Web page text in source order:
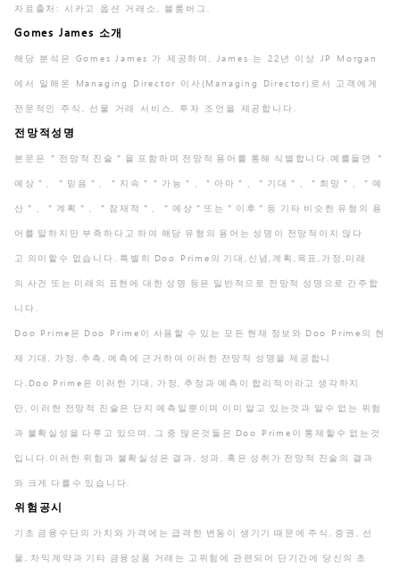
자료출처: 시카고 옵션 거래소, 블룸버그.
Gomes James 소개
해당 분석은 Gomes James 가 제공하며, James 는 22년 이상 JP Morgan
에서 일해온 Managing Director 이사(Managing Director)로서 고객에게
전문적인 주식, 선물 거래 서비스, 투자 조언을 제공합니다.
전망적성명
본문은 ＂전망적 진술＂을 포함하며 전망적 용어를 통해 식별합니다.예를들면 ＂
예상＂、＂믿음＂、＂지속＂＂가능＂、＂아마＂、＂기대＂、＂희망＂、＂예
산＂、＂계획＂、＂잠재적＂、＂예상＂또는＂이후＂등 기타 비슷한 유형의 용
어를 말하지만 부족하다고 하여 해당 유형의 용어는 성명이 전망적이지 않다
고 의미할수 없습니다. 특별히 Doo Prime의 기대,신념,계획,목표,가정,미래
의 사건 또는 미래의 표현에 대한 성명 등은 일반적으로 전망적 성명으로 간주합
니다.
Doo Prime은 Doo Prime이 사용할 수 있는 모든 현재 정보와 Doo Prime의 현
재 기대, 가정, 추측, 예측에 근거하여 이러한 전망적 성명을 제공합니
다.Doo Prime은 이러한 기대, 가정, 추정과 예측이 합리적이라고 생각하지
만, 이러한 전망적 진술은 단지 예측일뿐이며 이미 알고 있는것과 알수 없는 위험
과 불확실성을 다루고 있으며, 그 중 많은것들은 Doo Prime이 통제할수 없는것
입니다.이러한 위험과 불확실성은 결과, 성과, 혹은 성취가 전망적 진술의 결과
와 크게 다를수 있습니다.
위험공시
기초 금융수단의 가치와 가격에는 급격한 변동이 생기기 때문에 주식, 증권, 선
물, 차익계약과 기타 금융상품 거래는 고위험에 관련되어 단기간에 당신의 초